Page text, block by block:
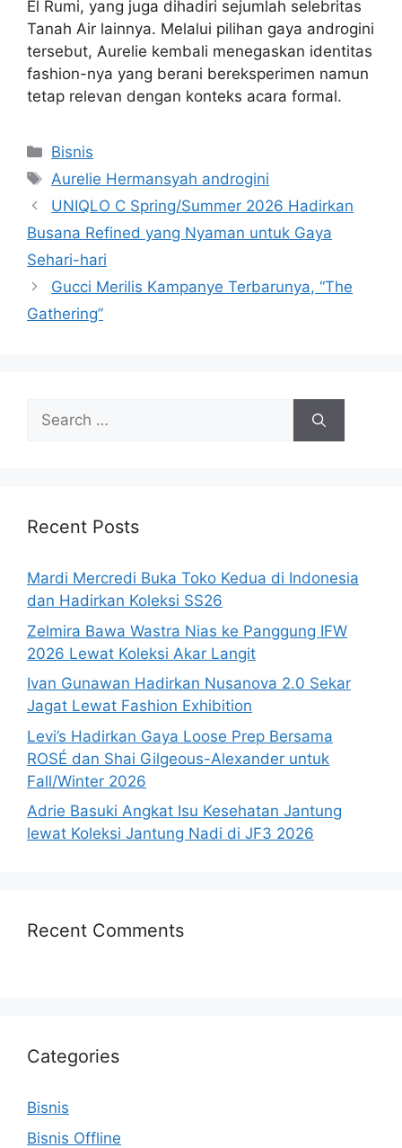
El Rumi, yang juga dihadiri sejumlah selebritas
Tanah Air lainnya. Melalui pilihan gaya androgini
tersebut, Aurelie kembali menegaskan identitas
fashion-nya yang berani bereksperimen namun
tetap relevan dengan konteks acara formal.
Categories
Bisnis
Tags
Aurelie Hermansyah androgini
UNIQLO C Spring/Summer 2026 Hadirkan
Busana Refined yang Nyaman untuk Gaya
Sehari-hari
Gucci Merilis Kampanye Terbarunya, “The
Gathering”
Search
for:
Recent Posts
Mardi Mercredi Buka Toko Kedua di Indonesia
dan Hadirkan Koleksi SS26
Zelmira Bawa Wastra Nias ke Panggung IFW
2026 Lewat Koleksi Akar Langit
Ivan Gunawan Hadirkan Nusanova 2.0 Sekar
Jagat Lewat Fashion Exhibition
Levi’s Hadirkan Gaya Loose Prep Bersama
ROSÉ dan Shai Gilgeous-Alexander untuk
Fall/Winter 2026
Adrie Basuki Angkat Isu Kesehatan Jantung
lewat Koleksi Jantung Nadi di JF3 2026
Recent Comments
Categories
Bisnis
Bisnis Offline